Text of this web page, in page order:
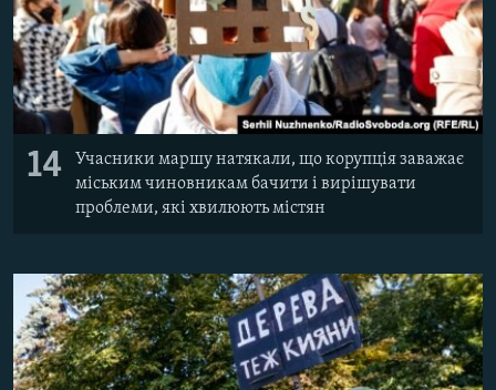
14
Учасники маршу натякали, що корупція заважає
міським чиновникам бачити і вирішувати
проблеми, які хвилюють містян